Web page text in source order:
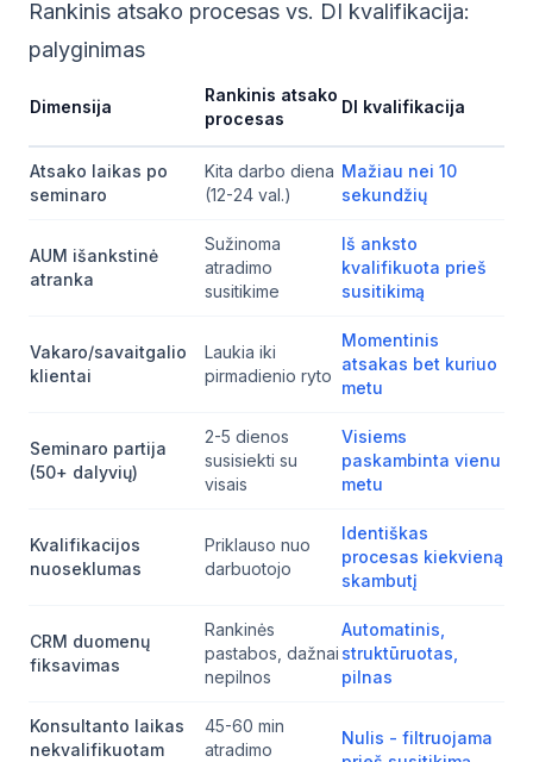
Rankinis atsako procesas vs. DI kvalifikacija:
palyginimas
Dimensija
Rankinis atsako
procesas
DI kvalifikacija
Atsako laikas po
seminaro
Kita darbo diena
(12-24 val.)
Mažiau nei 10
sekundžių
AUM išankstinė
atranka
Sužinoma
atradimo
susitikime
Iš anksto
kvalifikuota prieš
susitikimą
Vakaro/savaitgalio
klientai
Laukia iki
pirmadienio ryto
Momentinis
atsakas bet kuriuo
metu
Seminaro partija
(50+ dalyvių)
2-5 dienos
susisiekti su
visais
Visiems
paskambinta vienu
metu
Kvalifikacijos
nuoseklumas
Priklauso nuo
darbuotojo
Identiškas
procesas kiekvieną
skambutį
CRM duomenų
fiksavimas
Rankinės
pastabos, dažnai
nepilnos
Automatinis,
struktūruotas,
pilnas
Konsultanto laikas
nekvalifikuotam
45-60 min
atradimo
Nulis - filtruojama